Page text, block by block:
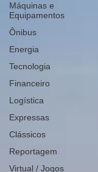
Máquinas e
Equipamentos
Ônibus
Energia
Tecnologia
Financeiro
Logística
Expressas
Clássicos
Reportagem
Virtual / Jogos